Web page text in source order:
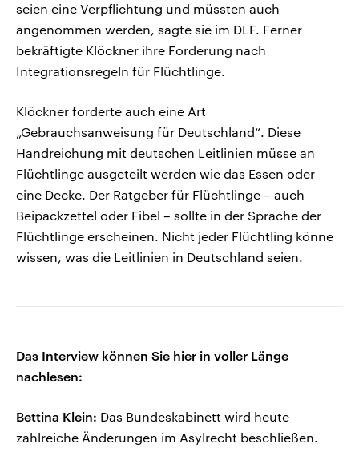
seien eine Verpflichtung und müssten auch
angenommen werden, sagte sie im DLF. Ferner
bekräftigte Klöckner ihre Forderung nach
Integrationsregeln für Flüchtlinge.
Klöckner forderte auch eine Art
„Gebrauchsanweisung für Deutschland“. Diese
Handreichung mit deutschen Leitlinien müsse an
Flüchtlinge ausgeteilt werden wie das Essen oder
eine Decke. Der Ratgeber für Flüchtlinge – auch
Beipackzettel oder Fibel – sollte in der Sprache der
Flüchtlinge erscheinen. Nicht jeder Flüchtling könne
wissen, was die Leitlinien in Deutschland seien.
Das Interview können Sie hier in voller Länge
nachlesen:
Bettina Klein: Das Bundeskabinett wird heute
zahlreiche Änderungen im Asylrecht beschließen.